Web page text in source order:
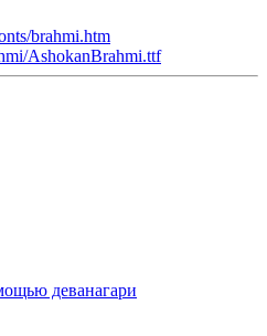
brahmi.htm
AshokanBrahmi.ttf
деванагари